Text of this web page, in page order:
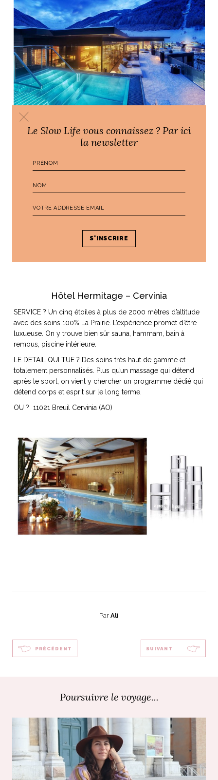
Hôtel Hermitage – Cervinia
SERVICE ? Un cinq étoiles à plus de 2000 mètres d’altitude
avec des soins 100% La Prairie. L’expérience promet d’être
luxueuse. On y trouve bien sûr sauna, hammam, bain à
remous, piscine intérieure.
LE DETAIL QUI TUE ? Des soins très haut de gamme et
totalement personnalisés. Plus qu’un massage qui détend
après le sport, on vient y chercher un programme dédié qui
détend corps et esprit sur le long terme.
OU ? 11021 Breuil Cervinia (AO)
Par Ali
PRÉCÉDENT SUIVANT
Poursuivre le voyage...
Le Slow Life vous connaissez ? Par ici
la newsletter